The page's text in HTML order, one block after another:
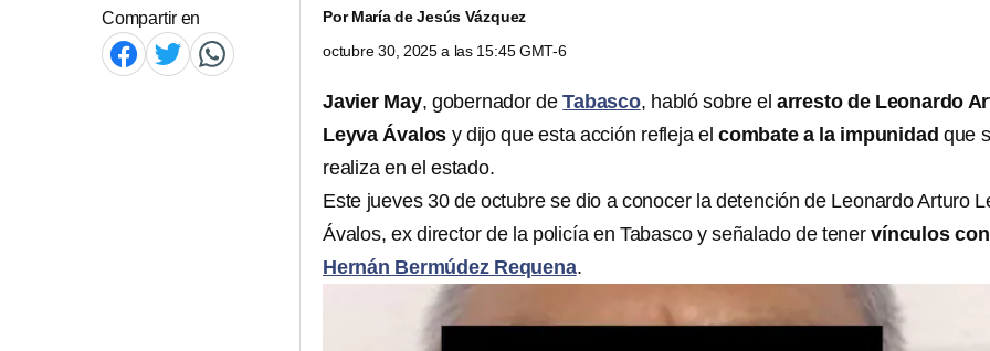
Compartir en PorMaría de Jesús Vázquez
octubre 30, 2025 a las 15:45 GMT-6
Javier May, gobernador deTabasco, habló sobre el arresto de Leonardo
Leyva Ávalos y dijo que esta acción refleja elcombate a la impunidad que
realiza en el estado.
Este jueves 30 de octubre se dio a conocer la detención de Leonardo Arturo
Ávalos, ex director de la policía en Tabasco y señalado de tenervínculos con
Hernán Bermúdez Requena.